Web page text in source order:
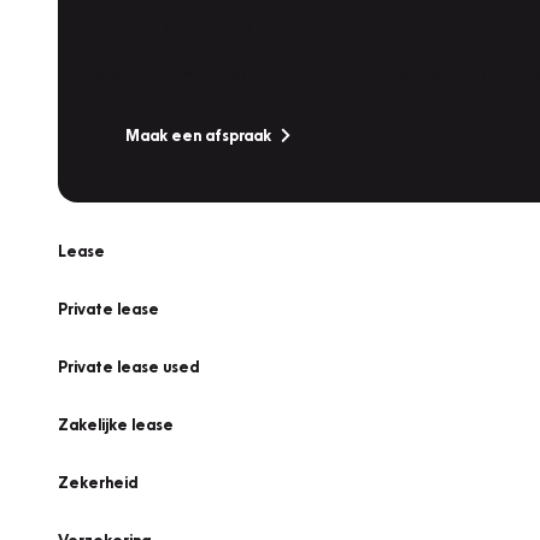
Maak een afspraak
Lease
Private lease
Private lease used
Zakelijke lease
Zekerheid